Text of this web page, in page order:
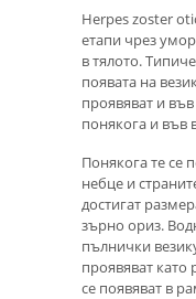
Herpes zoster
етапи чрез
в тялото.
появата на
проявяват и
понякога и във
Понякога те се
небце и
достигат
зърно ориз.
пълнички
проявяват като
се появяват в